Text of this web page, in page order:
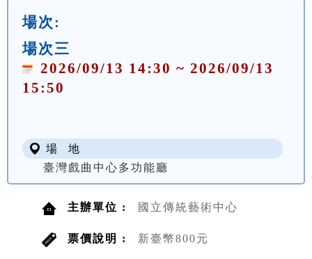
場次:
場次三
2026/09/13 14:30 ~ 2026/09/13
15:50
場 地
臺灣戲曲中心多功能廳
主辦單位 : 國立傳統藝術中心
票價說明 : 新臺幣800元